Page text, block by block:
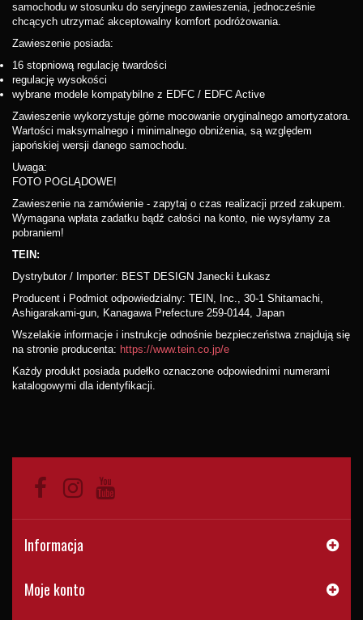
samochodu w stosunku do seryjnego zawieszenia, jednocześnie
chcących utrzymać akceptowalny komfort podróżowania.
Zawieszenie posiada:
16 stopniową regulację twardości
regulację wysokości
wybrane modele kompatybilne z EDFC / EDFC Active
Zawieszenie wykorzystuje górne mocowanie oryginalnego amortyzatora.
Wartości maksymalnego i minimalnego obniżenia, są względem
japońskiej wersji danego samochodu.
Uwaga:
FOTO POGLĄDOWE!
Zawieszenie na zamówienie - zapytaj o czas realizacji przed zakupem.
Wymagana wpłata zadatku bądź całości na konto, nie wysyłamy za
pobraniem!
TEIN:
Dystrybutor / Importer: BEST DESIGN Janecki Łukasz
Producent i Podmiot odpowiedzialny: TEIN, Inc., 30-1 Shitamachi,
Ashigarakami-gun, Kanagawa Prefecture 259-0144, Japan
Wszelakie informacje i instrukcje odnośnie bezpieczeństwa znajdują się
na stronie producenta: https://www.tein.co.jp/e
Każdy produkt posiada pudełko oznaczone odpowiednimi numerami
katalogowymi dla identyfikacji.
Informacja
Moje konto